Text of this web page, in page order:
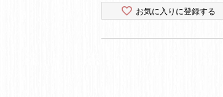
お気に入りに登録する